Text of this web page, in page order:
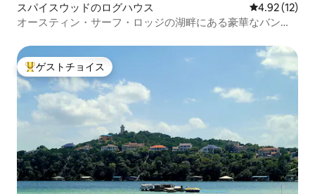
スパイスウッドのログハウス レビュー12
4.92 (12)
オースティン・サーフ・ロッジの湖畔にある豪華なバンガ
大好評のゲストチョイスです。
ゲストチョイス